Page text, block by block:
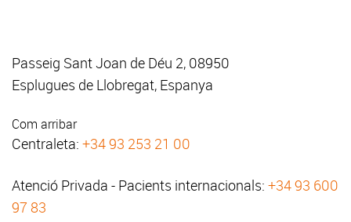
Passeig Sant Joan de Déu 2, 08950
Esplugues de Llobregat, Espanya
Com arribar
Centraleta: +34 93 253 21 00
Atenció Privada - Pacients internacionals: +34 93 600
97 83